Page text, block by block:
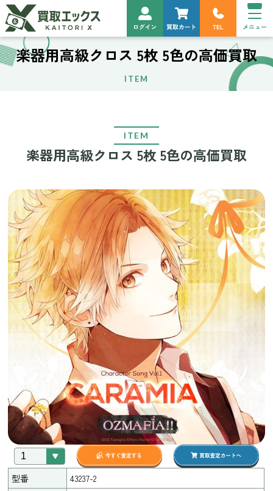
楽器用高級クロス 5枚 5色の高価買取
ITEM
ITEM
楽器用高級クロス 5枚 5色の高価買取
型番
43237-2